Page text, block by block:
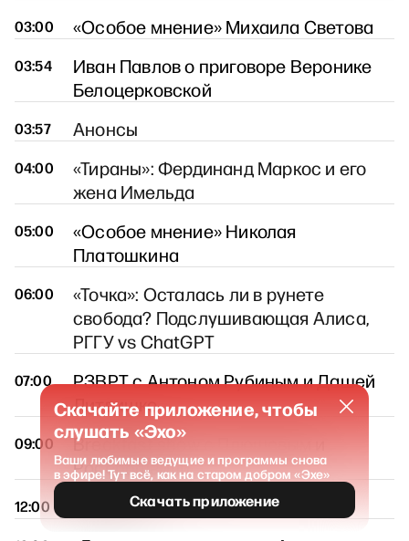
03:00 «Особое мнение» Михаила Светова
03:54
Иван Павлов о приговоре Веронике
Белоцерковской
03:57 Анонсы
04:00
«Тираны»: Фердинанд Маркос и его
жена Имельда
05:00
«Особое мнение» Николая
Платошкина
06:00
«Точка»: Осталась ли в рунете
свобода? Подслушивающая Алиса,
РГГУ vs ChatGPT
07:00
РЗВРТ с Антоном Рубиным и Дашей
Литвишко
09:00
Breakfast show с Плющевым и
Росебашвили
12:00 Новости
Скачайте приложение, чтобы
слушать «Эхо»
Ваши любимые ведущие и программы снова
в эфире! Тут всё, как на старом добром «Эхе»
Скачать приложение